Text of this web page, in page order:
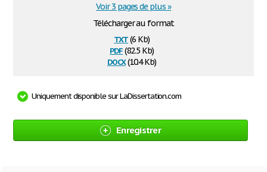
Télécharger au format
txt(6 Kb)
pdf(82.5 Kb)
docx(10.4 Kb)
Voir 3 pages de plus »
Uniquement disponible sur LaDissertation.com
Enregistrer